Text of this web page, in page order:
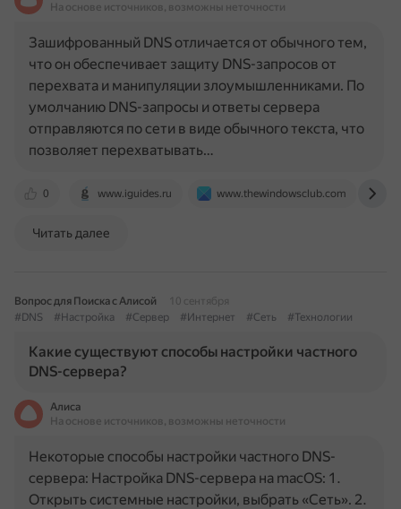
На основе источников, возможны неточности
0 www.iguides.ru www.thewindowsclub.com
Зашифрованный DNS отличается от обычного тем,
что он обеспечивает защиту DNS-запросов от
перехвата и манипуляции злоумышленниками. По
умолчанию DNS-запросы и ответы сервера
отправляются по сети в виде обычного текста, что
позволяет перехватывать…
Читать далее
Вопрос для Поиска с Алисой
10 сентября
#DNS
#Настройка #Сервер #Интернет #Сеть #Технологии
Какие существуют способы настройки частного
DNS-сервера?
Алиса
На основе источников, возможны неточности
Некоторые способы настройки частного DNS-
сервера: Настройка DNS-сервера на macOS: 1.
Открыть системные настройки, выбрать «Сеть». 2.